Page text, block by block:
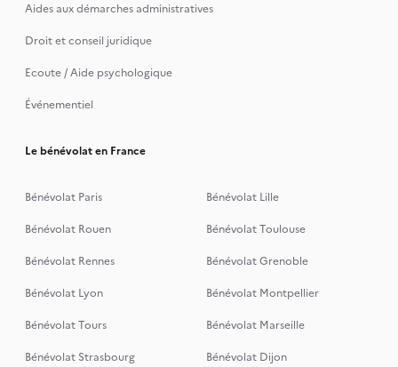
Aides aux démarches administratives
Droit et conseil juridique
Ecoute / Aide psychologique
Événementiel
Le bénévolat en France
Bénévolat Paris
Bénévolat Lille
Bénévolat Rouen
Bénévolat Toulouse
Bénévolat Rennes
Bénévolat Grenoble
Bénévolat Lyon
Bénévolat Montpellier
Bénévolat Tours
Bénévolat Marseille
Bénévolat Strasbourg
Bénévolat Dijon